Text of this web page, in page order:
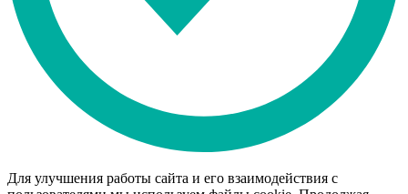
Для улучшения работы сайта и его взаимодействия с